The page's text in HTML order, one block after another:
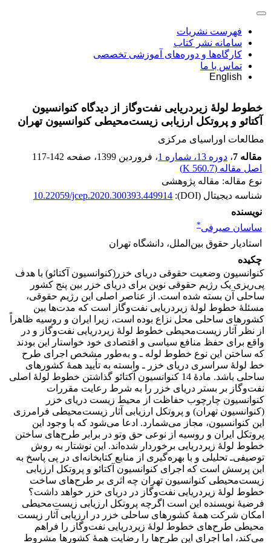
فهرست نشریات
سامانه نشر کتاب
کارگاه‌ها و دوره‌های آموزشی تخصصی
تماس با ما
English
خطوط لولۀ زیردریایی نفت‌وگاز از دیدگاه کنوانسیون
آکتائو و پروتکل ارزیابی زیست‌محیطی کنوانسیون تهران
مطالعات اوراسیای مرکزی
مقاله 7
، دوره 13، شماره 1 ، فروردین 1399 ، صفحه 117-142
اصل مقاله (560.7 K
)
نوع مقاله: مقاله پژوهشی
شناسه دیجیتال (DOI):
10.22059/jcep.2020.300393.449914
نویسنده
ساسان صیرفی*
استادیار حقوق بین‌الملل، دانشگاه تهران
چکیده
کنوانسیون وضعیت حقوقی دریای خزر(کنوانسیون آکتائو) با هدف
پی‌ریزی یک رژیم حقوقی نوین برای دریای خزر بین پنج کشور
ساحلی آن بسته شده است. از عناصر اصلی این رژیم حقوقی،
مسئلۀ خطوط لولۀ زیردریایی نفت‌وگاز است که مدت‌ها بین
کشورهای ساحلی محل نزاع بوده است، زیرا ایران و روسیه ظاهراً
از نظر آثار زیست‌محیطی خطوط لولۀ زیردریایی نفت‌وگاز و در
واقع برای حفظ منافع سیاسی و اقتصادی خود خواستار این بودند
که ساختن این نوع خطوط لوله ـ و به‌طور مشخص اجرای طرح
خط لولۀ سراسری دریای خزر ـ وابسته به تأیید همۀ کشورهای
ساحلی باشد. مادۀ 14 کنوانسیون آکتائو گذاشتن خطوط لولۀ اصلی
نفت‌وگاز بر بستر دریای خزر را به شرط رعایت مقررات
کنوانسیون چارچوب حفاظت از محیط زیست دریای خزر
(کنوانسیون تهران) و پروتکل ارزیابی آثار زیست‌محیطی فرامرزی
این کنوانسیون، مجاز می‌شمارد. ادعا می‌شود که با وجود این
پروتکل ایران و روسیه از نوعی حق وتو در برابر طرح‌های ساختن
خطوط لولۀ زیردریایی برخوردار شده‌اند. این نوشتار به روش
توصیفی‌ـ‌ تحلیلی و با بهره‌گیری از منابع کتابخانه‌ای در پی پاسخ به
این پرسش است که اجرای کنوانسیون آکتائو و پروتکل ارزیابی
زیست‌محیطی کنوانسیون تهران چه اثری بر طرح‌های ساخت
خطوط لولۀ زیردریایی نفت‌وگاز در دریای خزر خواهد داشت؟
فرضیۀ نویسنده این است اگرچه پروتکل ارزیابی زیست‌محیطی
امکان شرکت همۀ کشورهای ساحلی خزر در ارزیابی آثار زیست
محیطی طرح‌های خطوط لولۀ زیردریایی نفت‌وگاز را فراهم
می‌‌کند، اما اجرای این طرح‌‌ها را رضایت همۀ کشورها مشروط